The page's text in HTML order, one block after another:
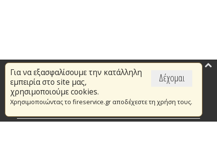
Δέχομαι
Για να εξασφαλίσουμε την κατάλληλη
εμπειρία στο site μας,
χρησιμοποιούμε cookies.
Χρησιμοποιώντας το fireservice.gr αποδέχεστε τη χρήση τους.
Επικαιρότητα
Το Πυροσβεστικό Σώμα